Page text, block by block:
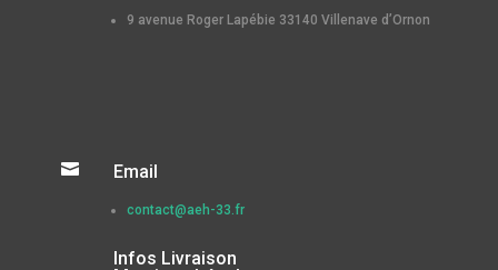
9 avenue Roger Lapébie 33140 Villenave d’Ornon
 Email
contact@aeh-33.fr
Infos Livraison